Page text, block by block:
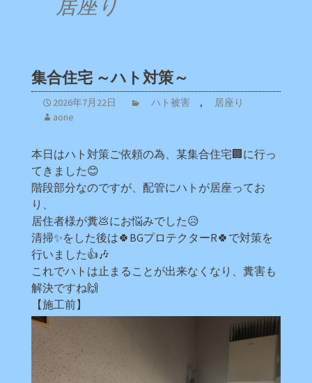
居座り
集合住宅 ～ハト対策～
2026年7月22日 ハト被害 ,
居座り
aone
本日はハト対策ご依頼の為、某集合住宅🏢に行っ
てきました😊
階段部分なのですが、配管にハトが居座ってお
り、
居住者様が糞💩にお悩みでした😥
清掃✨をした後は🍀BGプロテクターR🍀で対策を
行いました👍🎶
これでハトは止まることが出来なくなり、糞害も
解決ですね🙌
【施工前】